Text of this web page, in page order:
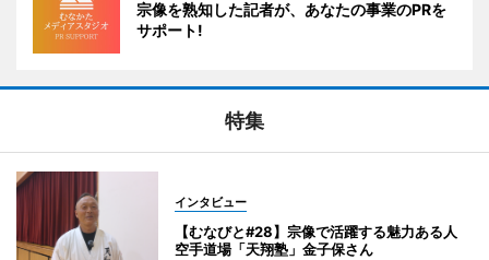
宗像を熟知した記者が、あなたの事業のPRを
サポート!
特集
インタビュー
【むなびと#28】宗像で活躍する魅力ある人
空手道場「天翔塾」金子保さん